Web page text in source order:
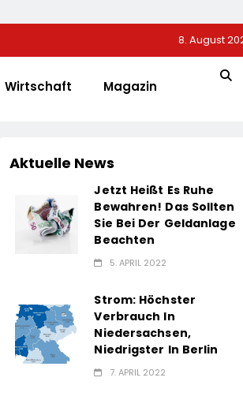
8. August
Wirtschaft Magazin
Aktuelle News
Jetzt Heißt Es Ruhe
Bewahren! Das Sollten
Sie Bei Der Geldanlage
Beachten
5. APRIL 2022
Strom: Höchster
Verbrauch In
Niedersachsen,
Niedrigster In Berlin
7. APRIL 2022